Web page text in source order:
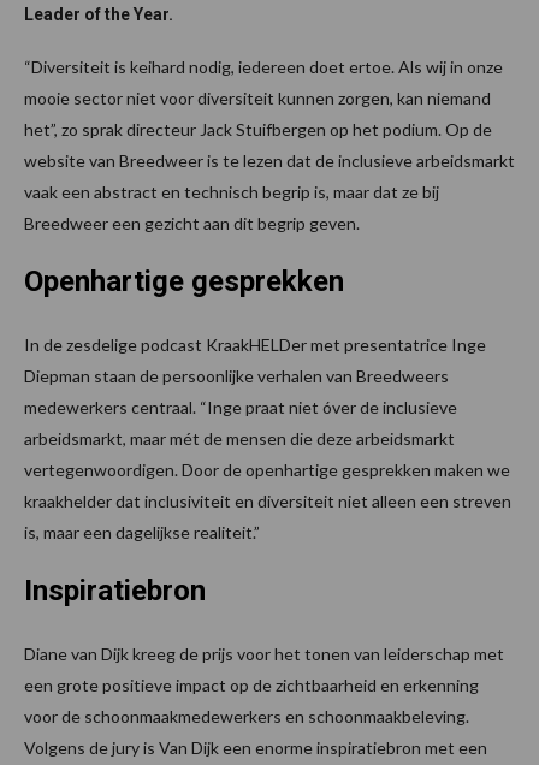
Leader of the Year.
“Diversiteit is keihard nodig, iedereen doet ertoe. Als wij in onze
mooie sector niet voor diversiteit kunnen zorgen, kan niemand
het”, zo sprak directeur Jack Stuifbergen op het podium. Op de
website van Breedweer is te lezen dat de inclusieve arbeidsmarkt
vaak een abstract en technisch begrip is, maar dat ze bij
Breedweer een gezicht aan dit begrip geven.
Openhartige gesprekken
In de zesdelige podcast KraakHELDer met presentatrice Inge
Diepman staan de persoonlijke verhalen van Breedweers
medewerkers centraal. “Inge praat niet óver de inclusieve
arbeidsmarkt, maar mét de mensen die deze arbeidsmarkt
vertegenwoordigen. Door de openhartige gesprekken maken we
kraakhelder dat inclusiviteit en diversiteit niet alleen een streven
is, maar een dagelijkse realiteit.”
Inspiratiebron
Diane van Dijk kreeg de prijs voor het tonen van leiderschap met
een grote positieve impact op de zichtbaarheid en erkenning
voor de schoonmaakmedewerkers en schoonmaakbeleving.
Volgens de jury is Van Dijk een enorme inspiratiebron met een